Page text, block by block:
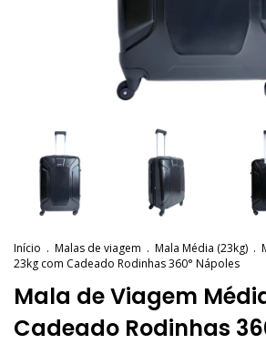
Início . Malas de viagem . Mala Média (23kg) .
23kg com Cadeado Rodinhas 360° Nápoles
Mala de Viagem
Cadeado Rodinhas